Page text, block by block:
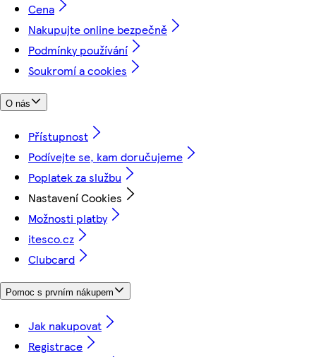
Cena
Nakupujte online bezpečně
Podmínky používání
Soukromí a cookies
O nás
Přístupnost
Podívejte se, kam doručujeme
Poplatek za službu
Nastavení Cookies
Možnosti platby
itesco.cz
Clubcard
Pomoc s prvním nákupem
Jak nakupovat
Registrace